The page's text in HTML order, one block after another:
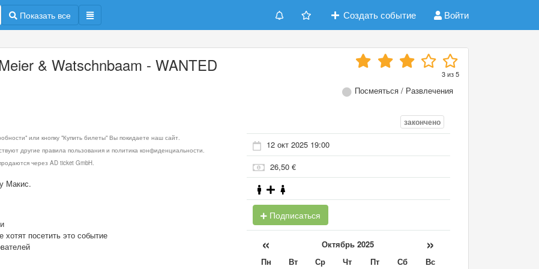
Показать все Создать событие Войти
& Watschnbaam - WANTED 3из5
Посмеяться / Развлечения
или кнопку "Купить билеты" Вы покидаете наш сайт.
другие правила пользования и политика конфиденциальности.
через AD ticket GmbH.
Макис.
хотят посетить это событие
закончено
12 окт 2025 19:00
26,50 €
Подписаться
« Октябрь 2025 »
Пн Вт Ср Чт Пт Сб
Вс